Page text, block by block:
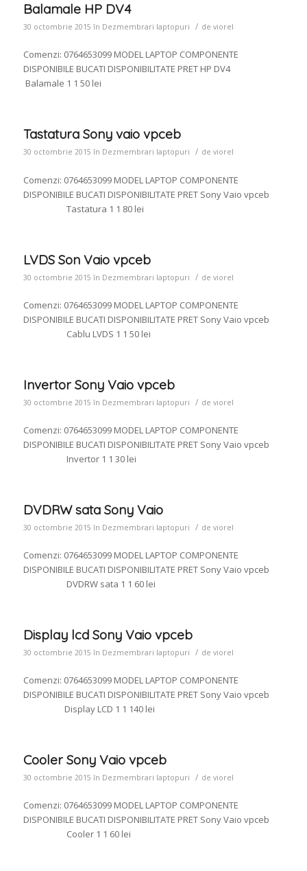
Balamale HP DV4
30 octombrie 2015 în Dezmembrari laptopuri / de viorel
Comenzi: 0764653099 MODEL LAPTOP COMPONENTE
DISPONIBILE BUCATI DISPONIBILITATE PRET HP DV4
Balamale 1 1 50 lei
Tastatura Sony vaio vpceb
30 octombrie 2015 în Dezmembrari laptopuri / de viorel
Comenzi: 0764653099 MODEL LAPTOP COMPONENTE
DISPONIBILE BUCATI DISPONIBILITATE PRET Sony Vaio vpceb
Tastatura 1 1 80 lei
LVDS Son Vaio vpceb
30 octombrie 2015 în Dezmembrari laptopuri / de viorel
Comenzi: 0764653099 MODEL LAPTOP COMPONENTE
DISPONIBILE BUCATI DISPONIBILITATE PRET Sony Vaio vpceb
Cablu LVDS 1 1 50 lei
Invertor Sony Vaio vpceb
30 octombrie 2015 în Dezmembrari laptopuri / de viorel
Comenzi: 0764653099 MODEL LAPTOP COMPONENTE
DISPONIBILE BUCATI DISPONIBILITATE PRET Sony Vaio vpceb
Invertor 1 1 30 lei
DVDRW sata Sony Vaio
30 octombrie 2015 în Dezmembrari laptopuri / de viorel
Comenzi: 0764653099 MODEL LAPTOP COMPONENTE
DISPONIBILE BUCATI DISPONIBILITATE PRET Sony Vaio vpceb
DVDRW sata 1 1 60 lei
Display lcd Sony Vaio vpceb
30 octombrie 2015 în Dezmembrari laptopuri / de viorel
Comenzi: 0764653099 MODEL LAPTOP COMPONENTE
DISPONIBILE BUCATI DISPONIBILITATE PRET Sony Vaio vpceb
Display LCD 1 1 140 lei
Cooler Sony Vaio vpceb
30 octombrie 2015 în Dezmembrari laptopuri / de viorel
Comenzi: 0764653099 MODEL LAPTOP COMPONENTE
DISPONIBILE BUCATI DISPONIBILITATE PRET Sony Vaio vpceb
Cooler 1 1 60 lei